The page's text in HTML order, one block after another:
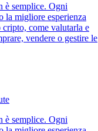
è semplice. Ogni
la migliore esperienza
cripto, come valutarla e
vendere o gestire le
è semplice. Ogni